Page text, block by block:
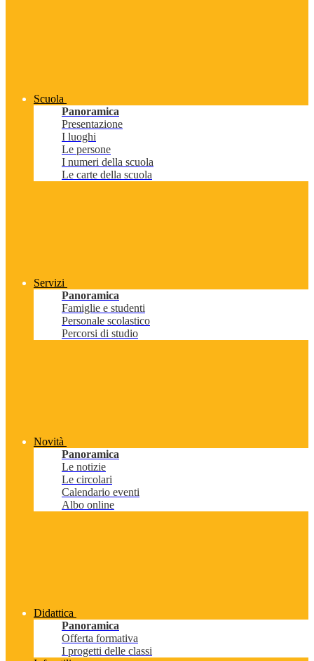
Scuola
Panoramica
Presentazione
I luoghi
Le persone
I numeri della scuola
Le carte della scuola
Servizi
Panoramica
Famiglie e studenti
Personale scolastico
Percorsi di studio
Novità
Panoramica
Le notizie
Le circolari
Calendario eventi
Albo online
Didattica
Panoramica
Offerta formativa
I progetti delle classi